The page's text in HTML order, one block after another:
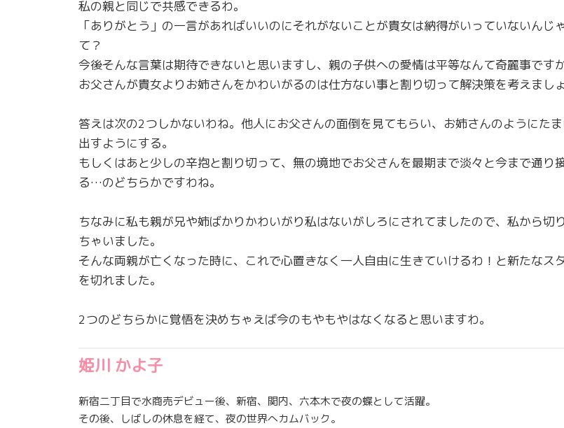
私の親と同じで共感できるわ。
「ありがとう」の一言があればいいのにそれがないことが貴女は納得がいっていないんじ
て？
今後そんな言葉は期待できないと思いますし、親の子供への愛情は平等なんて奇麗事ですか
お父さんが貴女よりお姉さんをかわいがるのは仕方ない事と割り切って解決策を考えまし
答えは次の2つしかないわね。他人にお父さんの面倒を見てもらい、お姉さんのようにた
出すようにする。
もしくはあと少しの辛抱と割り切って、無の境地でお父さんを最期まで淡々と今まで通り
る…のどちらかですわね。
ちなみに私も親が兄や姉ばかりかわいがり私はないがしろにされてましたので、私から切
ちゃいました。
そんな両親が亡くなった時に、これで心置きなく一人自由に生きていけるわ！と新たなス
を切れました。
2つのどちらかに覚悟を決めちゃえば今のもやもやはなくなると思いますわ。
姫川 かよ子
新宿二丁目で水商売デビュー後、新宿、関内、六本木で夜の蝶として活躍。
その後、しばしの休息を経て、夜の世界へカムバック。